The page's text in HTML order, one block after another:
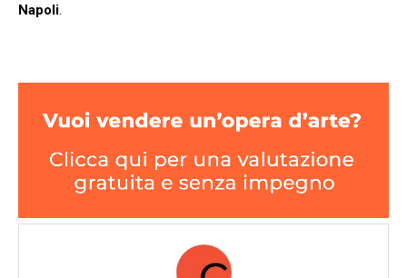
Napoli.